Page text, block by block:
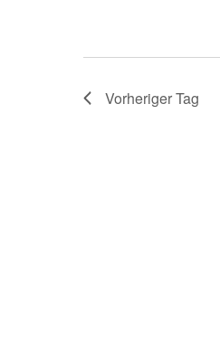
Vorheriger Tag